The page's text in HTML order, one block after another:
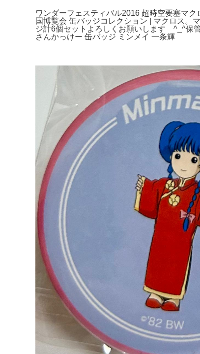
ワンダーフェスティバル2016 超時空要塞マ
国博覧会 缶バッジコレクション | マクロス。
ジ計6個セットよろしくお願いします ^⁠_⁠^保
さんかっけー 缶バッジ ミンメイ 一条輝